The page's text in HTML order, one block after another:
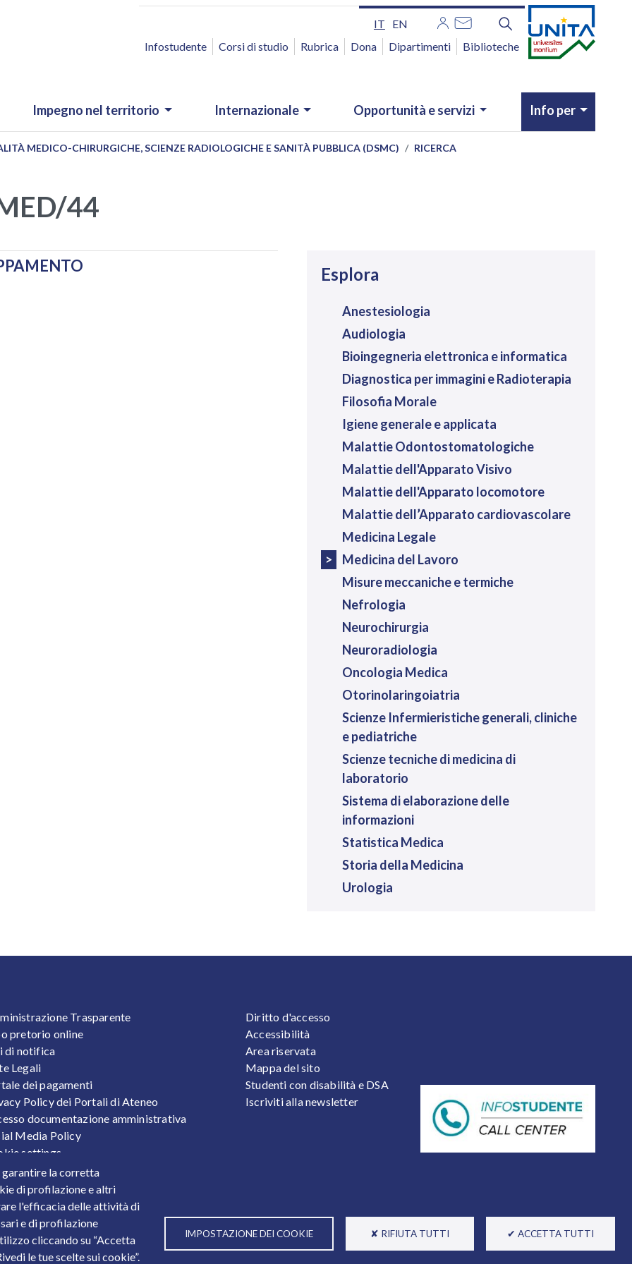
IT EN
ACCESSO RAPIDO
Infostudente Corsi di studio Rubrica Dona Dipartimenti Biblioteche
Impegno nel territorio Internazionale Opportunità e servizi Info per
MEDICO-CHIRURGICHE, SCIENZE RADIOLOGICHE E SANITÀ PUBBLICA (DSMC)
RICERCA
44
Esplora
Anestesiologia
Audiologia
Bioingegneria elettronica e informatica
Diagnostica per immagini e Radioterapia
Filosofia Morale
Igiene generale e applicata
Malattie Odontostomatologiche
Malattie dell'Apparato Visivo
Malattie dell'Apparato locomotore
Malattie dell’Apparato cardiovascolare
Medicina Legale
Medicina del Lavoro
Misure meccaniche e termiche
Nefrologia
Neurochirurgia
Neuroradiologia
Oncologia Medica
Otorinolaringoiatria
Scienze Infermieristiche generali, cliniche
e pediatriche
Scienze tecniche di medicina di
laboratorio
Sistema di elaborazione delle
informazioni
Statistica Medica
Storia della Medicina
Urologia
la corretta
di profilazione e altri
l'efficacia delle attività di
e di profilazione
cliccando su “Accetta
le tue scelte sui cookie”.
IMPOSTAZIONE DEI COOKIE ✘ RIFIUTA TUTTI ✔ ACCETTA TUTTI
1 Trasparente
pretorio online
di notifica
Legali
dei pagamenti
Policy dei Portali di Ateneo
documentazione amministrativa
Media Policy
settings
Dati Personali
FOOTER 2
Diritto d'accesso
Accessibilità
Area riservata
Mappa del sito
Studenti con disabilità e DSA
Iscriviti alla newsletter